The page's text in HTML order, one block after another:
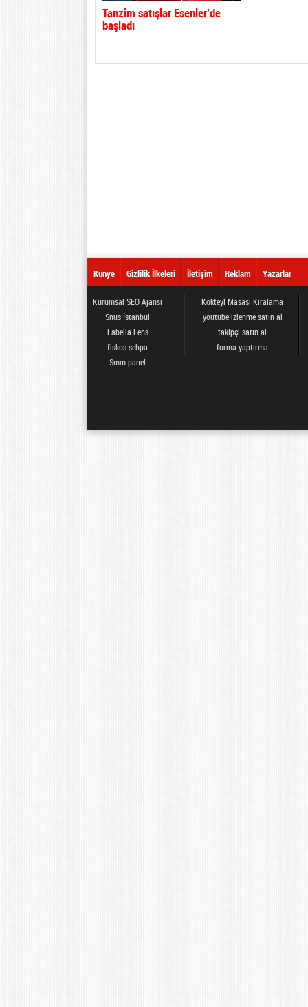
Tanzim satışlar Esenler’de
başladı
Künye Gizlilik İlkeleri İletişim Reklam Yazarlar
Kurumsal SEO Ajansı
Snus İstanbul
Labella Lens
fiskos sehpa
Smm panel
Kokteyl Masası Kiralama
youtube izlenme satın al
takipçi satın al
forma yaptırma